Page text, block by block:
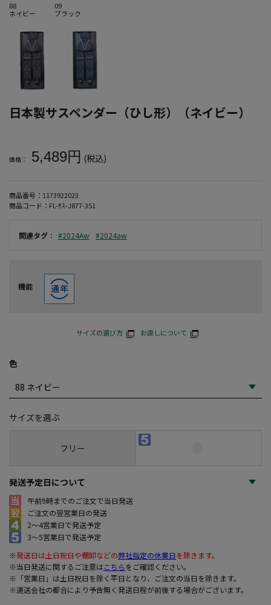
88
ネイビー
09
ブラック
日本製サスペンダー（ひし形）（ネイビー）
価格： 5,489円 (税込)
商品番号： 1173922023
商品コード： FL-ｻｽ-J877-351
関連タグ ： #2024Aw #2024aw
機能
サイズの選び方 お直しについて
色
サイズを選ぶ
フリー
発送予定日について
午前9時までのご注文で当日発送
ご注文の翌営業日の発送
2～4営業日で発送予定
3～5営業日で発送予定
※発送日は土日祝日や棚卸などの弊社指定の休業日を除きます。
※当日発送に関するご注意はこちらをご確認ください。
※「営業日」は土日祝日を除く平日となり、ご注文の当日を除きます。
※運送会社の都合により予告無く発送日程が前後する場合がございます。